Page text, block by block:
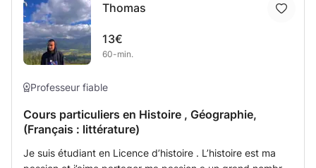
Thomas
13€
60-min.
Professeur fiable
Cours particuliers en Histoire , Géographie,
(Français : littérature)
Je suis étudiant en Licence d’histoire . L’histoire est ma